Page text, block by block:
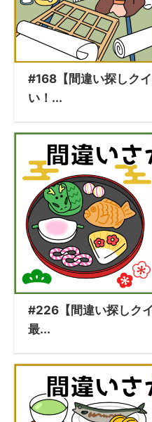
#168【間違い探しク
い！...
#226【間違い探しク
最...